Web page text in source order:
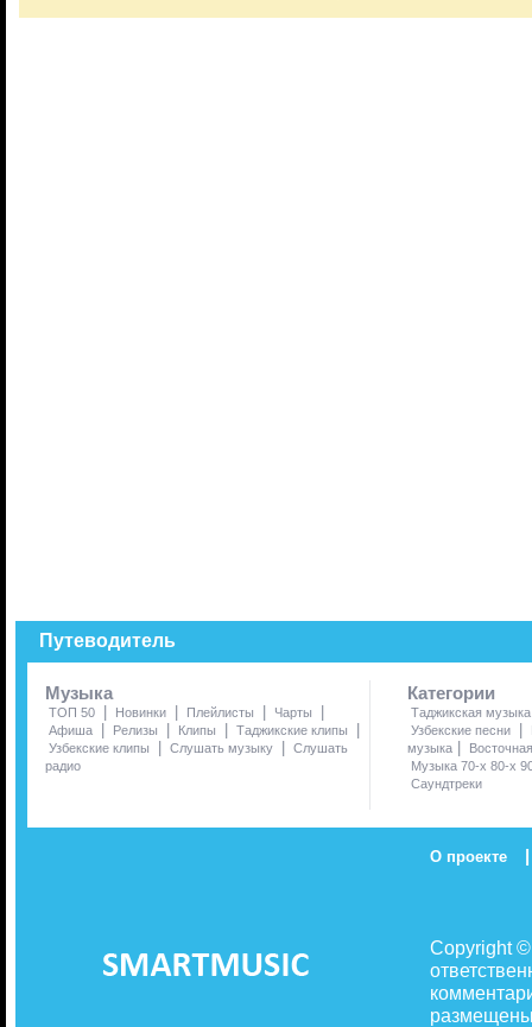
Путеводитель
Музыка
ТОП 50 | Новинки | Плейлисты | Чарты |
Афиша | Релизы | Клипы | Таджикские клипы |
Узбекские клипы | Слушать музыку | Слушать
радио
Категории
Таджикская музыка
Узбекские песни
|
музыка |
Музыка 70-х 80-х
Саундтреки
О проекте |
Copyright
размещены